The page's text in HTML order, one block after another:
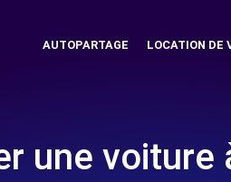
AUTOPARTAGE LOCATION DE
une voiture